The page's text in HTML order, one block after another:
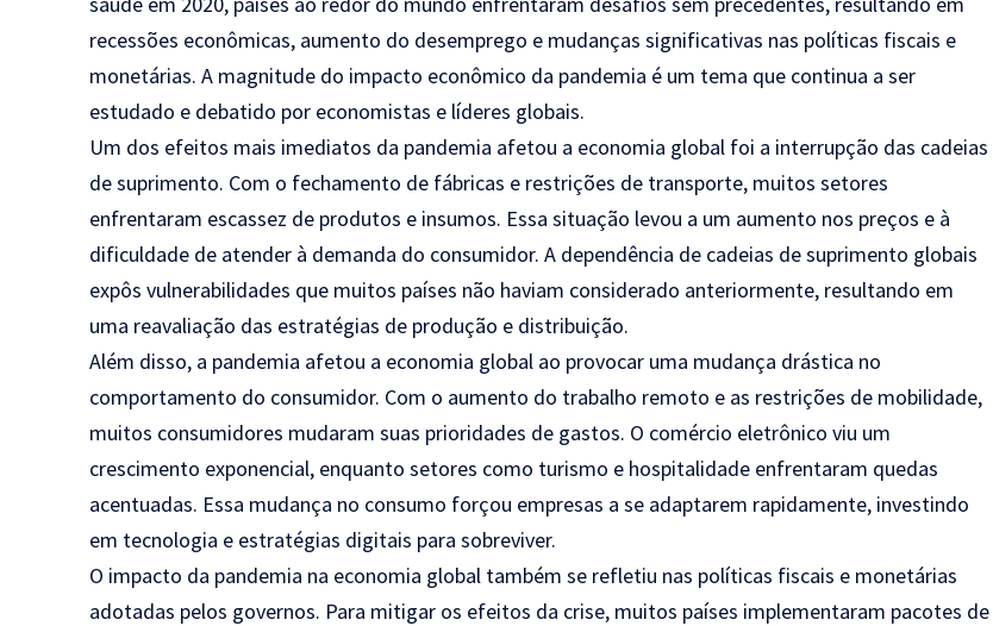
recessões econômicas, aumento do desemprego e mudanças significativas nas políticas fiscais e
monetárias. A magnitude do impacto econômico da pandemia é um tema que continua a ser
estudado e debatido por economistas e líderes globais.
Um dos efeitos mais imediatos da pandemia afetou a economia global foi a interrupção das cadeias
de suprimento. Com o fechamento de fábricas e restrições de transporte, muitos setores
enfrentaram escassez de produtos e insumos. Essa situação levou a um aumento nos preços e à
dificuldade de atender à demanda do consumidor. A dependência de cadeias de suprimento globais
expôs vulnerabilidades que muitos países não haviam considerado anteriormente, resultando em
uma reavaliação das estratégias de produção e distribuição.
Além disso, a pandemia afetou a economia global ao provocar uma mudança drástica no
comportamento do consumidor. Com o aumento do trabalho remoto e as restrições de mobilidade,
muitos consumidores mudaram suas prioridades de gastos. O comércio eletrônico viu um
crescimento exponencial, enquanto setores como turismo e hospitalidade enfrentaram quedas
acentuadas. Essa mudança no consumo forçou empresas a se adaptarem rapidamente, investindo
em tecnologia e estratégias digitais para sobreviver.
O impacto da pandemia na economia global também se refletiu nas políticas fiscais e monetárias
adotadas pelos governos. Para mitigar os efeitos da crise, muitos países implementaram pacotes de